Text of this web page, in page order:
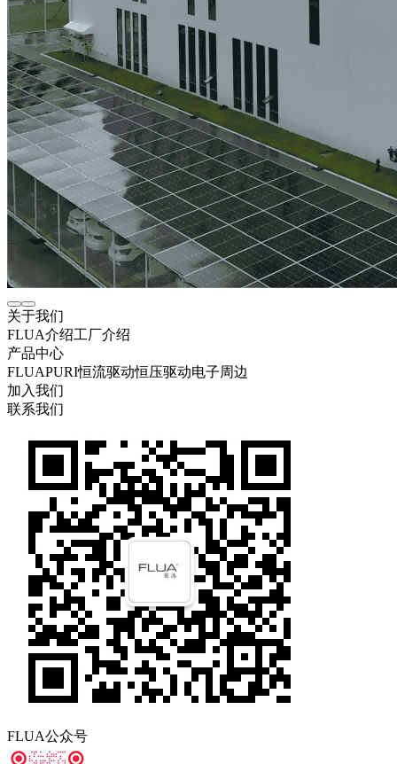
关于我们
FLUA介绍工厂介绍
产品中心
FLUAPURI恒流驱动恒压驱动电子周边
加入我们
联系我们
FLUA公众号